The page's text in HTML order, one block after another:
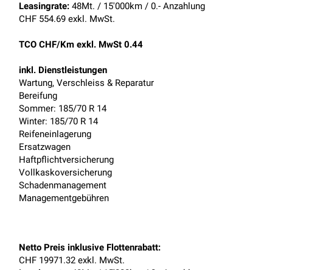
Leasingrate: 48Mt. / 15'000km / 0.- Anzahlung
CHF 554.69 exkl. MwSt.
TCO CHF/Km exkl. MwSt 0.44
inkl. Dienstleistungen
Wartung, Verschleiss & Reparatur
Bereifung
Sommer: 185/70 R 14
Winter: 185/70 R 14
Reifeneinlagerung
Ersatzwagen
Haftpflichtversicherung
Vollkaskoversicherung
Schadenmanagement
Managementgebühren
Netto Preis inklusive Flottenrabatt:
CHF 19971.32 exkl. MwSt.